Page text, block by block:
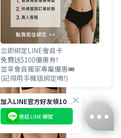
立即購買
加入LINE官方好友領100優惠券💰
連結 LINE 帳號
立即綁定LINE會員卡
免費送$100優惠券!
並享會員獨家專屬優惠🎟️
(記得用手機版綁定唷!)